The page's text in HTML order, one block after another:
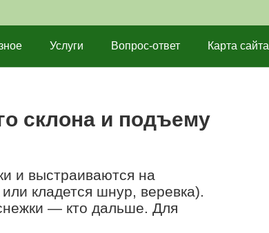
Услуги Вопрос-ответ Карта сайта
склона и подъему
и выстраиваются на
кладется шнур, верев­ка).
— кто дальше. Для